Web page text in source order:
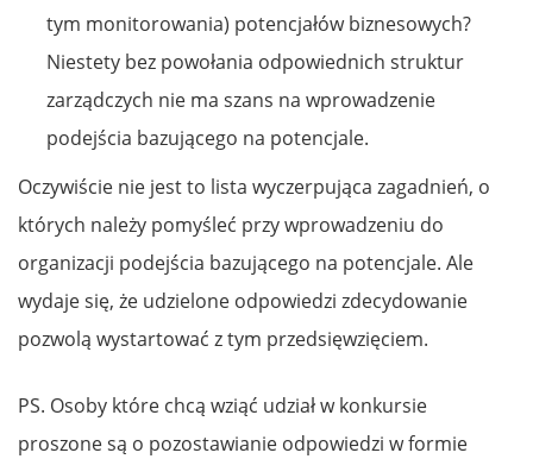
tym monitorowania) potencjałów biznesowych?
Niestety bez powołania odpowiednich struktur
zarządczych nie ma szans na wprowadzenie
podejścia bazującego na potencjale.
Oczywiście nie jest to lista wyczerpująca zagadnień, o
których należy pomyśleć przy wprowadzeniu do
organizacji podejścia bazującego na potencjale. Ale
wydaje się, że udzielone odpowiedzi zdecydowanie
pozwolą wystartować z tym przedsięwzięciem.
PS. Osoby które chcą wziąć udział w konkursie
proszone są o pozostawianie odpowiedzi w formie